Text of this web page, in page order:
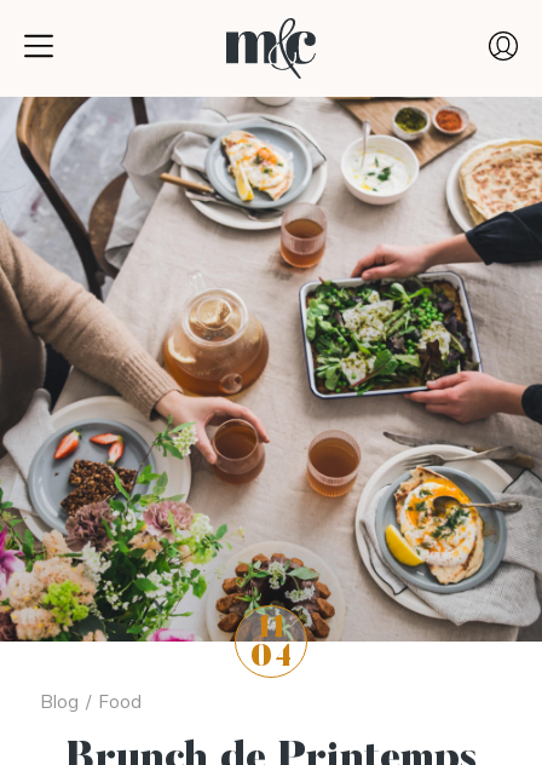
11
04
Blog / Food